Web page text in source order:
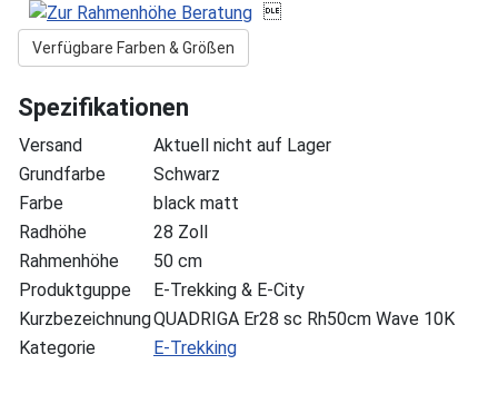

Verfügbare Farben & Größen
Spezifikationen
Versand
Aktuell nicht auf Lager
Grundfarbe
Schwarz
Farbe
black matt
Radhöhe
28 Zoll
Rahmenhöhe
50 cm
Produktguppe
E-Trekking & E-City
KurzbezeichnungQUADRIGA Er28 sc Rh50cm Wave 10K
Kategorie
E-Trekking